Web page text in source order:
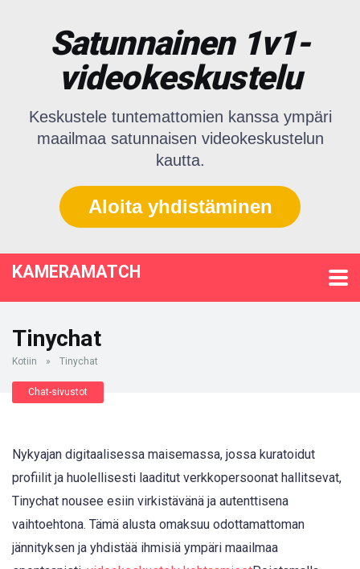
Satunnainen 1v1-
videokeskustelu
Keskustele tuntemattomien kanssa ympäri
maailmaa satunnaisen videokeskustelun
kautta.
Aloita yhdistäminen
KAMERAMATCH
Tinychat
Kotiin » Tinychat
Chat-sivustot
Nykyajan digitaalisessa maisemassa, jossa kuratoidut
profiilit ja huolellisesti laaditut verkkopersoonat hallitsevat,
Tinychat nousee esiin virkistävänä ja autenttisena
vaihtoehtona. Tämä alusta omaksuu odottamattoman
jännityksen ja yhdistää ihmisiä ympäri maailmaa